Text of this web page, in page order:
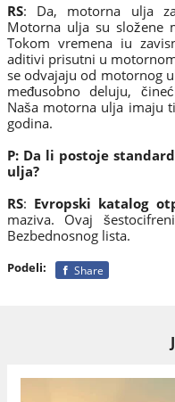
RS: Da, motorna ulja
Motorna ulja su složene
Tokom vremena iu
aditivi prisutni u
se odvajaju od motornog
međusobno deluju,
Naša motorna ulja imaju
godina.
P: Da li postoje
ulja?
RS: Evropski katalog
maziva. Ovaj
Bezbednosnog lista.
Podeli: Share